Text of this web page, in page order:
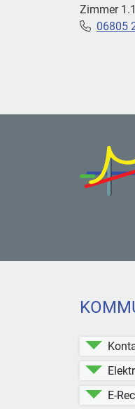
Zimmer 1.1
06805
E-